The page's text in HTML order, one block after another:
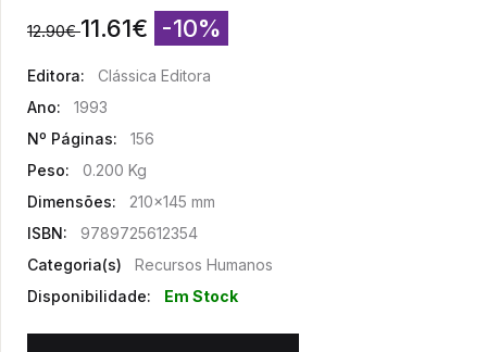
12.90€ 11.61€ -10%
Editora:
Clássica Editora
Ano:
1993
Nº Páginas:
156
Peso:
0.200 Kg
Dimensões:
210x145 mm
ISBN:
9789725612354
Categoria(s)
Recursos Humanos
Disponibilidade:
Em Stock